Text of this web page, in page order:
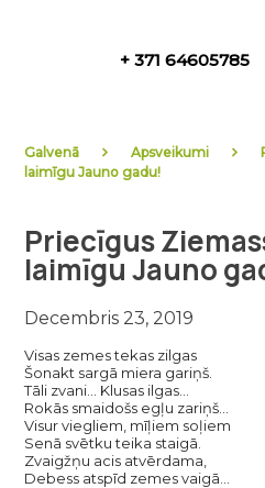
+ 371 64605785
Galvenā Apsveikumi
laimīgu Jauno gadu!
Priecīgus
laimīgu Jauno
Decembris 23, 2019
Visas zemes tekas zilgas
Šonakt sargā miera gariņš.
Tāli zvani… Klusas ilgas…
Rokās smaidošs egļu zariņš…
Visur viegliem, mīļiem soļiem
Senā svētku teika staigā.
Zvaigžņu acis atvērdama,
Debess atspīd zemes vaigā…